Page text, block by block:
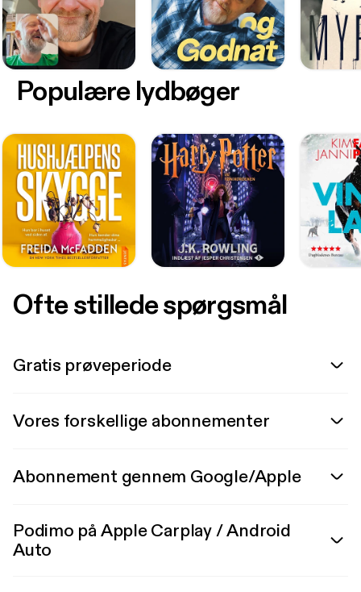
Populære lydbøger
Ofte stillede spørgsmål
Gratis prøveperiode
Vores forskellige abonnementer
Abonnement gennem Google/Apple
Podimo på Apple Carplay / Android
Auto